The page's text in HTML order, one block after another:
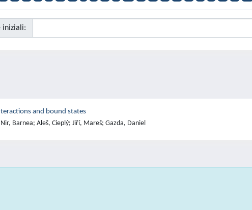
iniziali:
and bound states
Barnea; Aleš, Cieplý; Jiří, Mareš; Gazda, Daniel